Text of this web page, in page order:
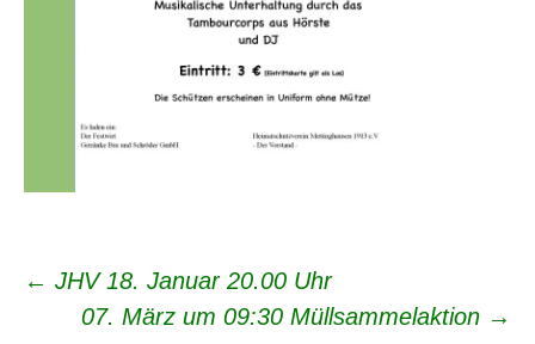
Beitrags-
← JHV 18. Januar 20.00 Uhr
07. März um 09:30 Müllsammelaktion →